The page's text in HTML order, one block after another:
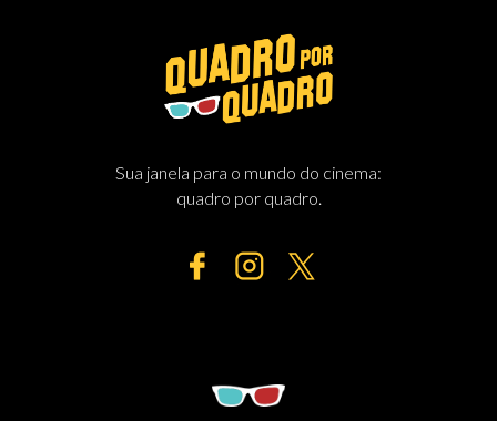
Sua janela para o mundo do cinema:
quadro por quadro.